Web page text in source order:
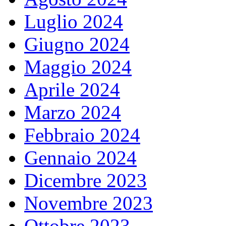
Luglio 2024
Giugno 2024
Maggio 2024
Aprile 2024
Marzo 2024
Febbraio 2024
Gennaio 2024
Dicembre 2023
Novembre 2023